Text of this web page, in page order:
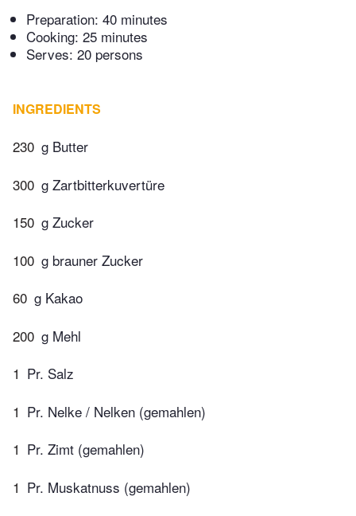
Preparation: 40 minutes
Cooking: 25 minutes
Serves: 20 persons
INGREDIENTS
230 g Butter
300 g Zartbitterkuvertüre
150 g Zucker
100 g brauner Zucker
60 g Kakao
200 g Mehl
1 Pr. Salz
1 Pr. Nelke / Nelken (gemahlen)
1 Pr. Zimt (gemahlen)
1 Pr. Muskatnuss (gemahlen)